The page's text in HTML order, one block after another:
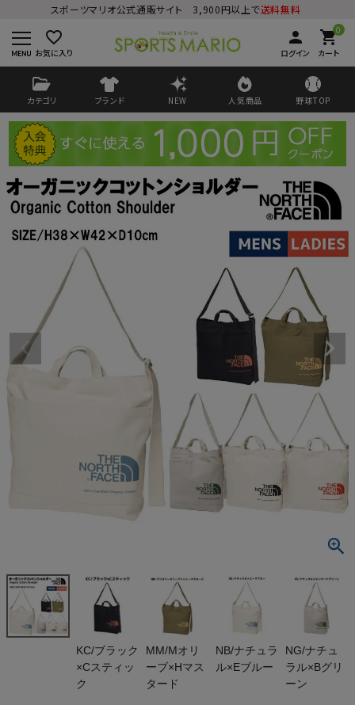
スポーツマリオ公式通販サイト 3,900円以上で送料無料
favorite_border
お気に入り
person
ログイン
0
shopping_cart
カート
カテゴリ ブランド NEW 人気商品 野球TOP
ログイン 会員登録
ようこそ ゲスト 様
商品が見つからない方はこちら
CHUMS
KC/ブラック
×Cスティッ
ク
MM/Mオリ
ーブ×Hマス
タード
NB/ナチュラ
ル×Eブルー
NG/ナチュ
ラル×Bグリ
ーン